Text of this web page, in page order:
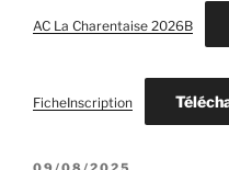
AC La Charentaise 2026B
FicheInscription
PUBLIÉ